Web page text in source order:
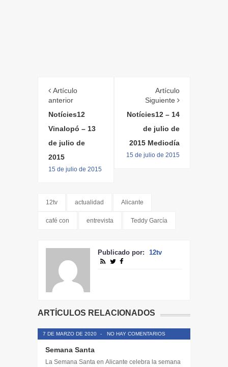
Artículo
anterior
Notícies12
Vinalopó – 13
de julio de
2015
15 de julio de 2015
Artículo
Siguiente
Notícies12 – 14
de julio de
2015 Mediodía
15 de julio de 2015
12tv actualidad Alicante
café con entrevista Teddy García
Publicado por: 12tv
ARTÍCULOS RELACIONADOS
7 DE MARZO DE 2020 - NO HAY COMENTARIOS
Semana Santa
La Semana Santa en Alicante celebra la semana